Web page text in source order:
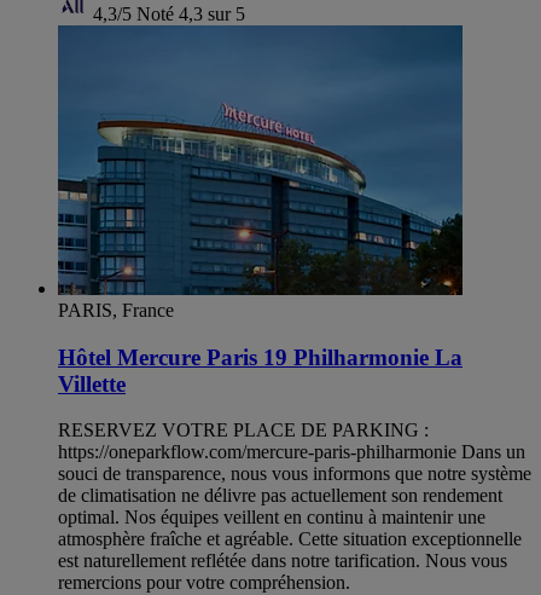
4,3/5 Noté 4,3 sur 5
PARIS, France
Hôtel Mercure Paris 19 Philharmonie La
Villette
RESERVEZ VOTRE PLACE DE PARKING :
https://oneparkflow.com/mercure-paris-philharmonie Dans un
souci de transparence, nous vous informons que notre système
de climatisation ne délivre pas actuellement son rendement
optimal. Nos équipes veillent en continu à maintenir une
atmosphère fraîche et agréable. Cette situation exceptionnelle
est naturellement reflétée dans notre tarification. Nous vous
remercions pour votre compréhension.